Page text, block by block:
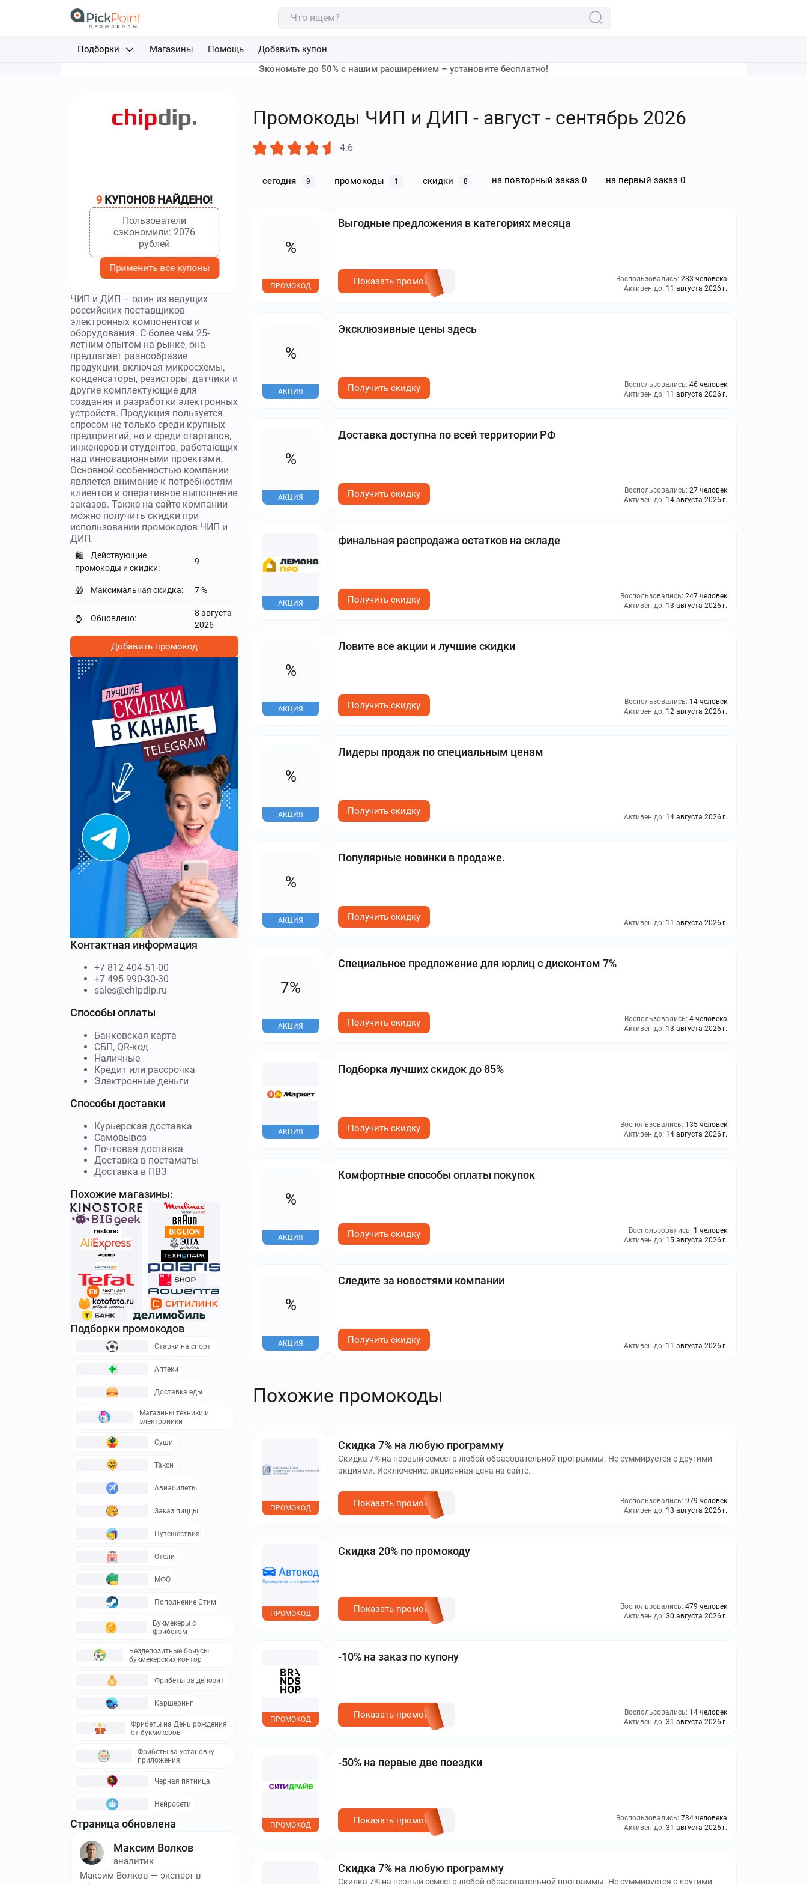
Подборки
Путешествия
Каршеринг
Магазины Помощь
Добавить купон
Экономьте до 50% с нашим расширением – установите бесплатно!
Промокоды ЧИП и ДИП - август - сентябрь 2026
4.6
сегодня 9 промокоды 1 скидки 8 на повторный заказ 0 на первый заказ 0
Выгодные предложения в категориях месяца
%
ПРОМОКОД
Воспользовались: 283 человека
Активен до: 11 августа 2026 г.
Показать промокод
Эксклюзивные цены здесь
%
АКЦИЯ
Воспользовались: 46 человек
Активен до: 11 августа 2026 г.
Получить скидку
Доставка доступна по всей территории РФ
%
АКЦИЯ
Воспользовались: 27 человек
Активен до: 14 августа 2026 г.
Получить скидку
Финальная распродажа остатков на складе
АКЦИЯ
Воспользовались: 247 человек
Активен до: 13 августа 2026 г.
Получить скидку
Ловите все акции и лучшие скидки
%
АКЦИЯ
Воспользовались: 14 человек
Активен до: 12 августа 2026 г.
Получить скидку
Лидеры продаж по специальным ценам
%
АКЦИЯ Активен до: 14 августа 2026 г.
Получить скидку
Популярные новинки в продаже.
%
АКЦИЯ Активен до: 11 августа 2026 г.
Получить скидку
Специальное предложение для юрлиц с дисконтом 7%
7%
АКЦИЯ
Воспользовались: 4 человека
Активен до: 13 августа 2026 г.
Получить скидку
Подборка лучших скидок до 85%
АКЦИЯ
Воспользовались: 135 человек
Активен до: 14 августа 2026 г.
Получить скидку
Комфортные способы оплаты покупок
%
АКЦИЯ
Воспользовались: 1 человек
Активен до: 15 августа 2026 г.
Получить скидку
Следите за новостями компании
%
АКЦИЯ Активен до: 11 августа 2026 г.
Получить скидку
Похожие промокоды
Скидка 7% на любую программу
Скидка 7% на первый семестр любой образовательной программы. Не суммируется с другими
акциями. Исключение: акционная цена на сайте.
ПРОМОКОД
Воспользовались: 979 человек
Активен до: 13 августа 2026 г.
Показать промокод
Скидка 20% по промокоду
ПРОМОКОД
Воспользовались: 479 человек
Активен до: 30 августа 2026 г.
Показать промокод
-10% на заказ по купону
ПРОМОКОД
Воспользовались: 14 человек
Активен до: 31 августа 2026 г.
Показать промокод
-50% на первые две поездки
ПРОМОКОД
Воспользовались: 734 человека
Активен до: 31 августа 2026 г.
Показать промокод
Скидка 7% на любую программу
Скидка 7% на первый семестр любой образовательной программы. Не суммируется с другими
9 КУПОНОВ НАЙДЕНО!
Пользователи
сэкономили: 2076
рублей
Применить все купоны
ЧИП и ДИП – один из ведущих
российских поставщиков
электронных компонентов и
оборудования. С более чем 25-
летним опытом на рынке, она
предлагает разнообразие
продукции, включая микросхемы,
конденсаторы, резисторы, датчики и
другие комплектующие для
создания и разработки электронных
устройств. Продукция пользуется
спросом не только среди крупных
предприятий, но и среди стартапов,
инженеров и студентов, работающих
над инновационными проектами.
Основной особенностью компании
является внимание к потребностям
клиентов и оперативное выполнение
заказов. Также на сайте компании
можно получить скидки при
использовании промокодов ЧИП и
ДИП.
🛍️
Действующие
промокоды и скидки:
9
🎁 Максимальная скидка: 7 %
⌚ Обновлено:
8 августа
2026
Добавить промокод
Контактная информация
+7 812 404-51-00
+7 495 990-30-30
sales@chipdip.ru
Способы оплаты
Банковская карта
СБП, QR-код
Наличные
Кредит или рассрочка
Электронные деньги
Способы доставки
Курьерская доставка
Самовывоз
Почтовая доставка
Доставка в постаматы
Доставка в ПВЗ
Похожие магазины:
Подборки промокодов
Ставки на спорт
Аптеки
Доставка еды
Магазины техники и
электроники
Суши
Такси
Авиабилеты
Заказ пиццы
Путешествия
Отели
МФО
Пополнение Стим
Букмекеры с
фрибетом
Бездепозитные бонусы
букмекерских контор
Фрибеты за депозит
Каршеринг
Фрибеты на День рождения
от букмекеров
Фрибеты за установку
приложения
Черная пятница
Нейросети
Страница обновлена
Максим Волков
аналитик
Максим Волков — эксперт в